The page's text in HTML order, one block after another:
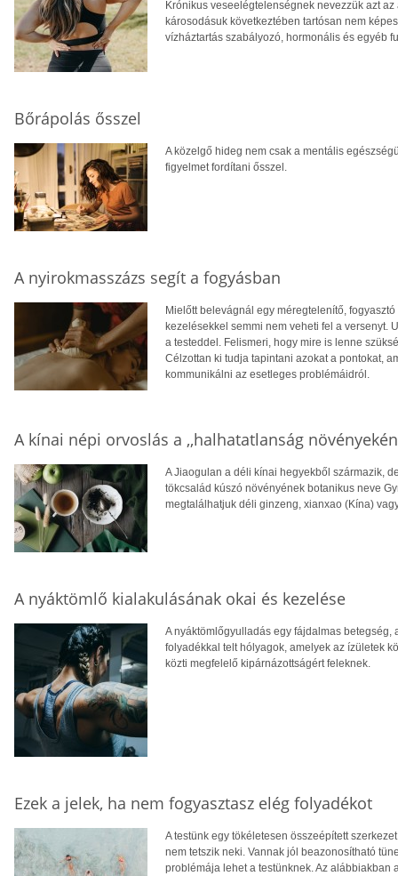
Krónikus veseelégtelenségnek nevezzük azt
károsodásuk következtében tartósan nem
vízháztartás szabályozó, hormonális és egyéb
Bőrápolás ősszel
A közelgő hideg nem csak a mentális
figyelmet fordítani ősszel.
A nyirokmasszázs segít a fogyásban
Mielőtt belevágnál egy méregtelenítő,
kezelésekkel semmi nem veheti fel a versenyt.
a testeddel. Felismeri, hogy mire is lenne
Célzottan ki tudja tapintani azokat a pontokat,
kommunikálni az esetleges problémáidról.
A kínai népi orvoslás a ,,halhatatlanság
A Jiaogulan a déli kínai hegyekből származik,
tökcsalád kúszó növényének botanikus neve
megtalálhatjuk déli ginzeng, xianxao (Kína)
A nyáktömlő kialakulásának okai és kezelése
A nyáktömlőgyulladás egy fájdalmas betegség,
folyadékkal telt hólyagok, amelyek az ízületek
közti megfelelő kipárnázottságért feleknek.
Ezek a jelek, ha nem fogyasztasz elég folyadékot
A testünk egy tökéletesen összeépített
nem tetszik neki. Vannak jól beazonosítható
problémája lehet a testünknek. Az alábbiakban